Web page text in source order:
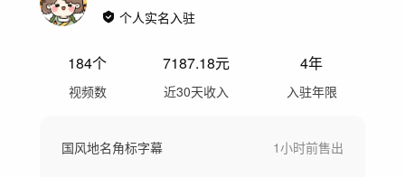
个人实名入驻
184个
视频数
7187.18元
近30天收入
4年
入驻年限
国风地名角标字幕 1小时前售出